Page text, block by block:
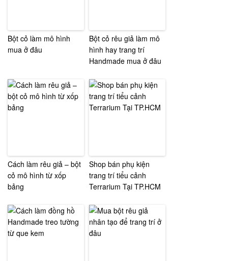
Bột cỏ làm mô hình
mua ở đâu
Bột cỏ rêu giả làm mô
hình hay trang trí
Handmade mua ở đâu
Cách làm rêu giả – bột
cỏ mô hình từ xốp
bảng
Shop bán phụ kiện
trang trí tiểu cảnh
Terrarium Tại TP.HCM